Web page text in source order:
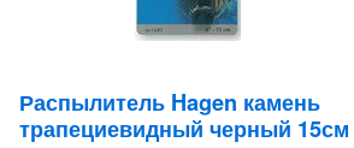
Распылитель Hagen камень
трапециевидный черный 15см